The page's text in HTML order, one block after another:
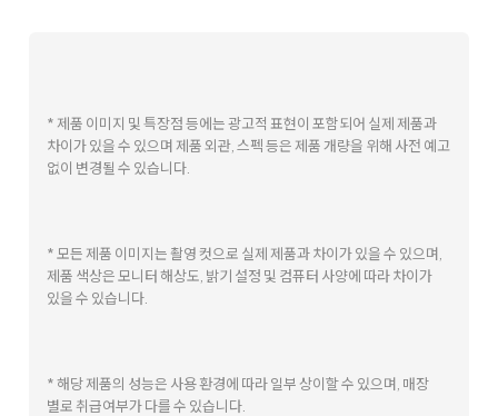
* 제품 이미지 및 특장점 등에는 광고적 표현이 포함되어 실제 제품과
차이가 있을 수 있으며 제품 외관, 스펙 등은 제품 개량을 위해 사전 예고
없이 변경될 수 있습니다.
* 모든 제품 이미지는 촬영 컷으로 실제 제품과 차이가 있을 수 있으며,
제품 색상은 모니터 해상도, 밝기 설정 및 컴퓨터 사양에 따라 차이가
있을 수 있습니다.
* 해당 제품의 성능은 사용 환경에 따라 일부 상이할 수 있으며, 매장
별로 취급여부가 다를 수 있습니다.